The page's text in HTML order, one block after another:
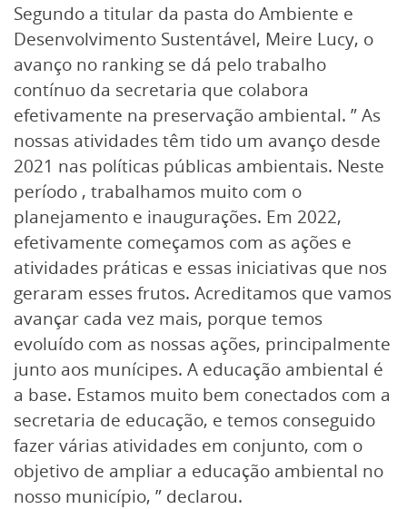
Segundo a titular da pasta do Ambiente e
Desenvolvimento Sustentável, Meire Lucy, o
avanço no ranking se dá pelo trabalho
contínuo da secretaria que colabora
efetivamente na preservação ambiental. ” As
nossas atividades têm tido um avanço desde
2021 nas políticas públicas ambientais. Neste
período , trabalhamos muito com o
planejamento e inaugurações. Em 2022,
efetivamente começamos com as ações e
atividades práticas e essas iniciativas que nos
geraram esses frutos. Acreditamos que vamos
avançar cada vez mais, porque temos
evoluído com as nossas ações, principalmente
junto aos munícipes. A educação ambiental é
a base. Estamos muito bem conectados com a
secretaria de educação, e temos conseguido
fazer várias atividades em conjunto, com o
objetivo de ampliar a educação ambiental no
nosso município, ” declarou.